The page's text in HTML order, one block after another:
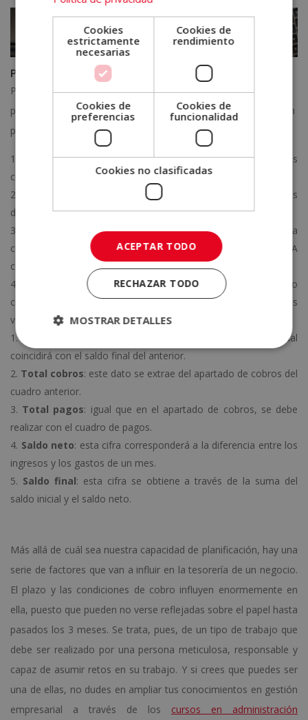
Pasos para hacer un plan de tesorería
Para planificar los movimientos económicos y establecer un
plan de previsiones para una empresa, es necesario elaborar un
plan de tesorería. Y para hacerlo se debe:
Diseñar un excelcon todos los datos relacionados con los
cobros y pagos.
Situar cada categoría en el eje vertical, y los distintos meses
del año en el eje horizontal.
En cada tabla se debe hacer unaestimación
relacionada
con lo que pensamos cobrar o pagar ese mes, aplicando el IVA
correspondiente.
Después de este desglose, se tiene que crear un nuevo
cuadro. En la columna de concepto se deben incluir estos
valores:
: el saldo de tesorería que haya cada mes, el cual
coincidirá con el saldo final del anterior.
Total cobros: este dato se extrae del apartado de cobros del
cuadro anterior.
Total pagos: igual que en el apartado de cobros, se debe
realizar con el cuadro de pagos.
Saldo neto: esta cifra corresponderá a la diferencia entre los
ingresos y los gastos de un mes.
Saldo final: esta cifra se obtiene a través de la suma del
saldo inicial y el saldo neto.
Más allá de cuál sea nuestra capacidad de planificación, hay una
serie de factores que van a influir en la tesorería de un negocio.
El plazo y las condiciones de cobro influyen enormemente en
ella, puesto que pueden no verse reflejadas sobre el papel hasta
pasados los 3 meses. Se trata, pues, de un tipo de trabajo que
debe ser realizado por una persona meticulosa, responsable y
capaz de asumir retos en su trabajo. Y si crees que puedes ser
una de ellas, no dudes en ampliar tus conocimientos en gestión
empresarial a través de los cursos en administración
Cookies
estrictamente
necesarias
Cookies de
rendimiento
Cookies de
preferencias
Cookies de
funcionalidad
Cookies no clasificadas
ACEPTAR TODO
RECHAZAR TODO
MOSTRAR DETALLES